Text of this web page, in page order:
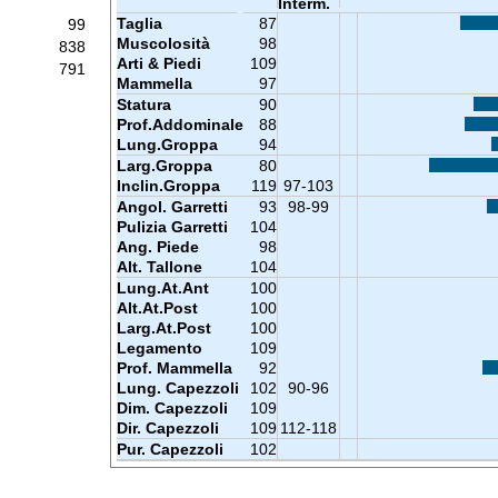
99
838
791
Taglia
87
Muscolosità
98
Arti & Piedi
109
Mammella
97
Statura
90
Prof.Addominale
88
Lung.Groppa
94
Larg.Groppa
80
Inclin.Groppa
119 97-103
Angol. Garretti
93
98-99
Pulizia Garretti
104
Ang. Piede
98
Alt. Tallone
104
Lung.At.Ant
100
Alt.At.Post
100
Larg.At.Post
100
Legamento
109
Prof. Mammella
92
Lung. Capezzoli
102
90-96
Dim. Capezzoli
109
Dir. Capezzoli
109 112-118
Pur. Capezzoli
102